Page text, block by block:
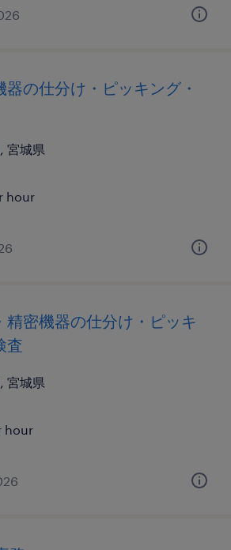
器の仕分け・ピッキング・
宮城県
hour
精密機器の仕分け・ピッキ
査
宮城県
hour